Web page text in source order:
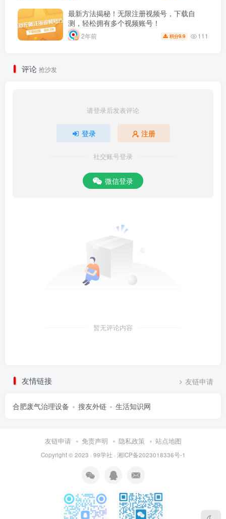
最新方法揭秘！无限注册视频号，下载自
测，轻松拥有多个视频账号！
2年前 积分9.9 111
评论 抢沙发
请登录后发表评论
登录 注册
社交账号登录
微信登录
暂无评论内容
友情链接 友链申请
合肥废气治理设备 搜友外链 生活知识网
友链申请 免责声明 隐私政策 站点地图
Copyright © 2023 · 99学社 · 湘ICP备2023018336号-1